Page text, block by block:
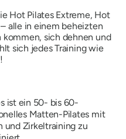
Hot Pilates Extreme, Hot
alle in einem beheizten
sich dehnen und
sich jedes Training wie
ist ein 50- bis 60-
Matten-Pilates mit
und Zirkeltraining zu